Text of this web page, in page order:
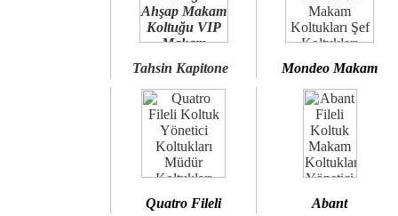
Tahsin Kapitone Mondeo Makam
Quatro Fileli Abant